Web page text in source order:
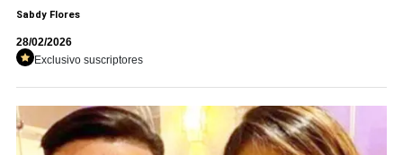
Sabdy Flores
28/02/2026
Exclusivo suscriptores